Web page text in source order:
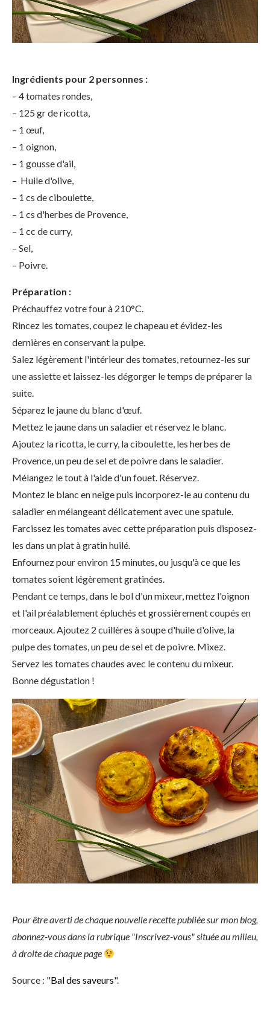
Ingrédients pour 2 personnes :
– 4 tomates rondes,
– 125 gr de ricotta,
– 1 œuf,
– 1 oignon,
– 1 gousse d'ail,
– Huile d'olive,
– 1 cs de ciboulette,
– 1 cs d'herbes de Provence,
– 1 cc de curry,
– Sel,
– Poivre.
Préparation :
Préchauffez votre four à 210°C.
Rincez les tomates, coupez le chapeau et évidez-les
dernières en conservant la pulpe.
Salez légèrement l'intérieur des tomates, retournez-les sur
une assiette et laissez-les dégorger le temps de préparer la
suite.
Séparez le jaune du blanc d'œuf.
Mettez le jaune dans un saladier et réservez le blanc.
Ajoutez la ricotta, le curry, la ciboulette, les herbes de
Provence, un peu de sel et de poivre dans le saladier.
Mélangez le tout à l'aide d'un fouet. Réservez.
Montez le blanc en neige puis incorporez-le au contenu du
saladier en mélangeant délicatement avec une spatule.
Farcissez les tomates avec cette préparation puis disposez-
les dans un plat à gratin huilé.
Enfournez pour environ 15 minutes, ou jusqu'à ce que les
tomates soient légèrement gratinées.
Pendant ce temps, dans le bol d'un mixeur, mettez l'oignon
et l'ail préalablement épluchés et grossièrement coupés en
morceaux. Ajoutez 2 cuillères à soupe d'huile d'olive, la
pulpe des tomates, un peu de sel et de poivre. Mixez.
Servez les tomates chaudes avec le contenu du mixeur.
Bonne dégustation !
Pour être averti de chaque nouvelle recette publiée sur mon blog,
abonnez-vous dans la rubrique "Inscrivez-vous" située au milieu,
à droite de chaque page
Source : "Bal des saveurs".